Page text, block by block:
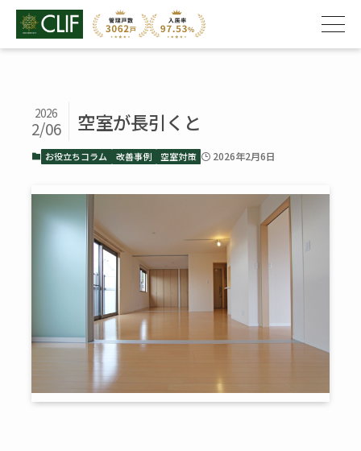
空室が長引くと
2026
2/06
お役立ちコラム 改善事例 空室対策 2026年2月6日